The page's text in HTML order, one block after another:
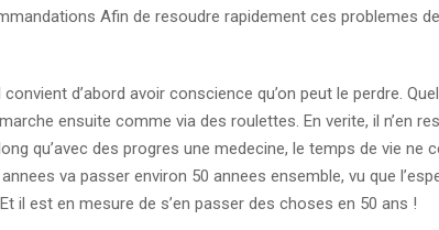
Afin de resoudre rapidement ces problemes
d’abord avoir conscience qu’on peut le perdre.
ensuite comme via des roulettes. En verite, il n’en
qu’avec des progres une medecine, le temps de vie ne
va passer environ 50 annees ensemble, vu que
il est en mesure de s’en passer des choses en 50 ans !